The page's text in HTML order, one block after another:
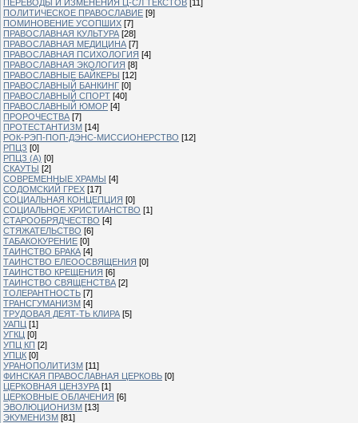
ПЕРЕВОДЫ И ИЗМЕНЕНИЯ Ц-СЛ ТЕКСТОВ [11]
ПОЛИТИЧЕСКОЕ ПРАВОСЛАВИЕ [9]
ПОМИНОВЕНИЕ УСОПШИХ [7]
ПРАВОСЛАВНАЯ КУЛЬТУРА [28]
ПРАВОСЛАВНАЯ МЕДИЦИНА [7]
ПРАВОСЛАВНАЯ ПСИХОЛОГИЯ [4]
ПРАВОСЛАВНАЯ ЭКОЛОГИЯ [8]
ПРАВОСЛАВНЫЕ БАЙКЕРЫ [12]
ПРАВОСЛАВНЫЙ БАНКИНГ [0]
ПРАВОСЛАВНЫЙ СПОРТ [40]
ПРАВОСЛАВНЫЙ ЮМОР [4]
ПРОРОЧЕСТВА [7]
ПРОТЕСТАНТИЗМ [14]
РОК-РЭП-ПОП-ДЭНС-МИССИОНЕРСТВО [12]
РПЦЗ [0]
РПЦЗ (А) [0]
СКАУТЫ [2]
СОВРЕМЕННЫЕ ХРАМЫ [4]
СОДОМСКИЙ ГРЕХ [17]
СОЦИАЛЬНАЯ КОНЦЕПЦИЯ [0]
СОЦИАЛЬНОЕ ХРИСТИАНСТВО [1]
СТАРООБРЯДЧЕСТВО [4]
СТЯЖАТЕЛЬСТВО [6]
ТАБАКОКУРЕНИЕ [0]
ТАИНСТВО БРАКА [4]
ТАИНСТВО ЕЛЕООСВЯЩЕНИЯ [0]
ТАИНСТВО КРЕЩЕНИЯ [6]
ТАИНСТВО СВЯЩЕНСТВА [2]
ТОЛЕРАНТНОСТЬ [7]
ТРАНСГУМАНИЗМ [4]
ТРУДОВАЯ ДЕЯТ-ТЬ КЛИРА [5]
УАПЦ [1]
УГКЦ [0]
УПЦ КП [2]
УПЦК [0]
УРАНОПОЛИТИЗМ [11]
ФИНСКАЯ ПРАВОСЛАВНАЯ ЦЕРКОВЬ [0]
ЦЕРКОВНАЯ ЦЕНЗУРА [1]
ЦЕРКОВНЫЕ ОБЛАЧЕНИЯ [6]
ЭВОЛЮЦИОНИЗМ [13]
ЭКУМЕНИЗМ [81]